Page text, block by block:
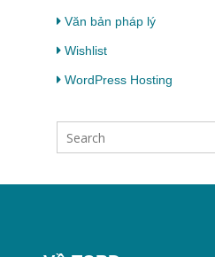
Văn bản pháp lý
Wishlist
WordPress Hosting
Search